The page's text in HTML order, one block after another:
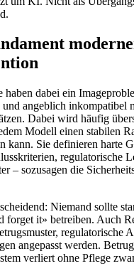
haben dabei ein
angeblich inkompatibel
Dabei wird häufig
Modell einen stabilen
kann. Sie definieren harte
regulatorische
– sozusagen die
Niemand sollte
forget it» betreiben. Auch
regulatorische
angepasst werden.
verliert ohne Pflege